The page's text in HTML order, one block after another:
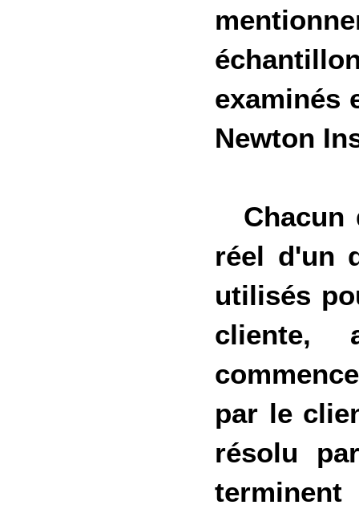
examinés
Newton
réel d'un
utilisés
cliente,
par le
résolu